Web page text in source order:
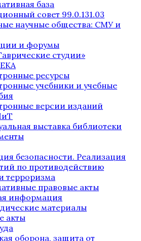
база
совет 99.0.131.03
научные общества: СМУ и
и форумы
студии»
ресурсы
учебники и учебные
версии изданий
выставка библиотеки
безопасности. Реализация
по противодействию
терроризма
правовые акты
информация
материалы
акты
оборона, защита от